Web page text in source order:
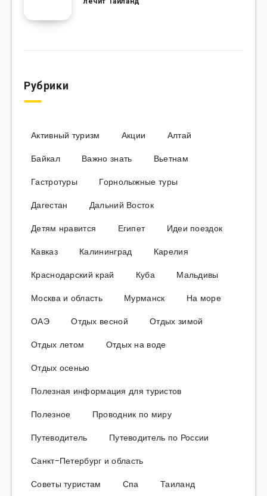
Рубрики
Активный туризм Акции
Алтай
Байкал
Важно знать
Вьетнам
Гастротуры
Горнолыжные туры
Дагестан
Дальний Восток
Детям нравится
Египет
Идеи поездок
Кавказ
Калининград
Карелия
Краснодарский край
Куба
Мальдивы
Москва и область
Мурманск
На море
ОАЭ
Отдых весной
Отдых зимой
Отдых летом
Отдых на воде
Отдых осенью
Полезная информация для туристов
Полезное
Проводник по миру
Путеводитель
Путеводитель по России
Санкт-Петербург и область
Советы туристам
Спа Таиланд